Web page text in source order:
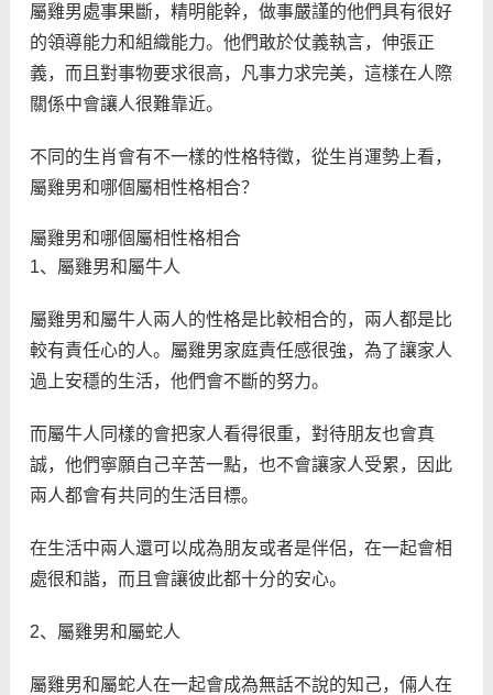
屬雞男處事果斷，精明能幹，做事嚴謹的他們具有很好
的領導能力和組織能力。他們敢於仗義執言，伸張正
義，而且對事物要求很高，凡事力求完美，這樣在人際
關係中會讓人很難靠近。
不同的生肖會有不一樣的性格特徵，從生肖運勢上看，
屬雞男和哪個屬相性格相合？
屬雞男和哪個屬相性格相合
1、屬雞男和屬牛人
屬雞男和屬牛人兩人的性格是比較相合的，兩人都是比
較有責任心的人。屬雞男家庭責任感很強，為了讓家人
過上安穩的生活，他們會不斷的努力。
而屬牛人同樣的會把家人看得很重，對待朋友也會真
誠，他們寧願自己辛苦一點，也不會讓家人受累，因此
兩人都會有共同的生活目標。
在生活中兩人還可以成為朋友或者是伴侶，在一起會相
處很和諧，而且會讓彼此都十分的安心。
2、屬雞男和屬蛇人
屬雞男和屬蛇人在一起會成為無話不說的知己，倆人在